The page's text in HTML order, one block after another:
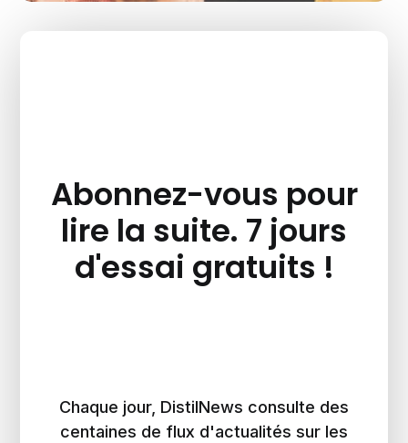
Abonnez-vous pour
lire la suite. 7 jours
d'essai gratuits !
Chaque jour, DistilNews consulte des
centaines de flux d'actualités sur les